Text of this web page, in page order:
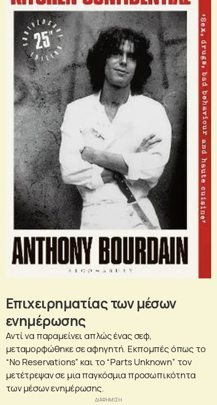
Επιχειρηματίας των μέσων
ενημέρωσης
Αντί να παραμείνει απλώς ένας σεφ,
μεταμορφώθηκε σε αφηγητή. Εκπομπές όπως το
“No Reservations” και το “Parts Unknown” τον
μετέτρεψαν σε μια παγκόσμια προσωπικότητα
των μέσων ενημέρωσης.